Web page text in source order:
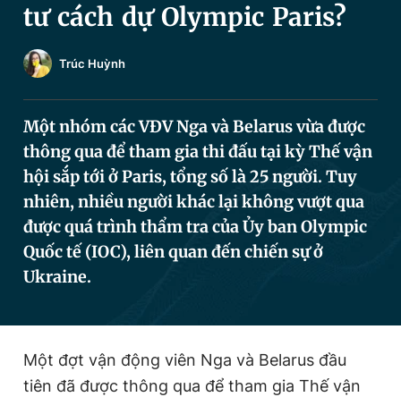
Tiện ích
Thông tin tòa soạn Liên hệ quảng cáo
Đọc Thanh Niên trên điện thoại
Theo dõi báo trên
tư cách dự Olympic Paris?
Trúc Huỳnh
Một nhóm các VĐV Nga và Belarus vừa được
thông qua để tham gia thi đấu tại kỳ Thế vận
hội sắp tới ở Paris, tổng số là 25 người. Tuy
nhiên, nhiều người khác lại không vượt qua
được quá trình thẩm tra của Ủy ban Olympic
Quốc tế (IOC), liên quan đến chiến sự ở
Ukraine.
Một đợt vận động viên Nga và Belarus đầu
tiên đã được thông qua để tham gia Thế vận